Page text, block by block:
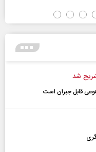
شد
قابل جبران است